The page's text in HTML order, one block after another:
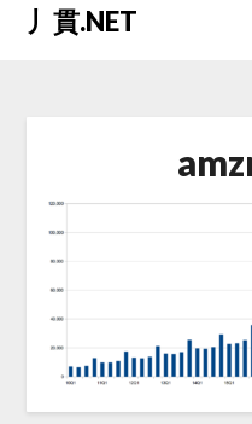
Skip丿貫.NET